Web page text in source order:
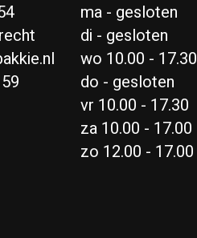
ma - gesloten
di - gesloten
wo 10.00 - 17.30
do - gesloten
vr 10.00 - 17.30
za 10.00 - 17.00
zo 12.00 - 17.00